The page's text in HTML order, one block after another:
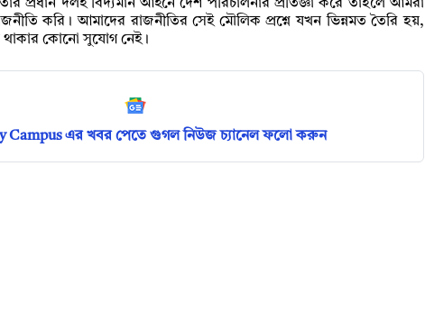
প্রধান দলই বিদ্যমান আইনে দেশ পরিচালনার প্রতিজ্ঞা করে তাহলে আমরা
করি। আমাদের রাজনীতির সেই মৌলিক প্রশ্নে যখন ভিন্নমত তৈরি হয়,
থাকার কোনো সুযোগ নেই।
Campus এর খবর পেতে গুগল নিউজ চ্যানেল ফলো করুন